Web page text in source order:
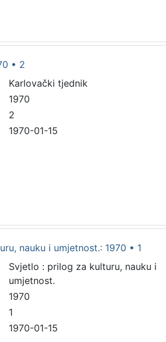
• 2
Karlovački tjednik
1970
2
1970-01-15
nauku i umjetnost.: 1970 • 1
Svjetlo : prilog za kulturu, nauku i
umjetnost.
1970
1
1970-01-15